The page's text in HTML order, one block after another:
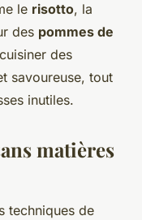
le risotto, la
des pommes de
des
savoureuse, tout
inutiles.
matières
techniques de